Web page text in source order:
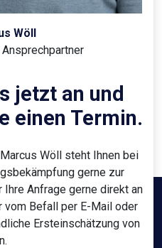
Wöll
jetzt an und
einen Termin.
Wöll steht Ihnen bei
gerne zur
Ihre Anfrage gerne direkt an
vom Befall per E-Mail oder
Ersteinschätzung von